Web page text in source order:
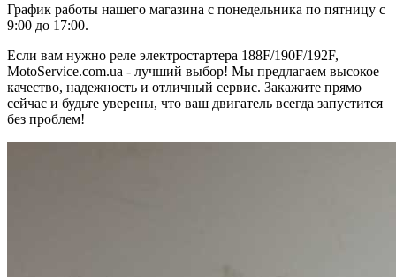
График работы нашего магазина с понедельника по пятницу с
9:00 до 17:00.
Если вам нужно реле электростартера 188F/190F/192F,
MotoService.com.ua - лучший выбор! Мы предлагаем высокое
качество, надежность и отличный сервис. Закажите прямо
сейчас и будьте уверены, что ваш двигатель всегда запустится
без проблем!